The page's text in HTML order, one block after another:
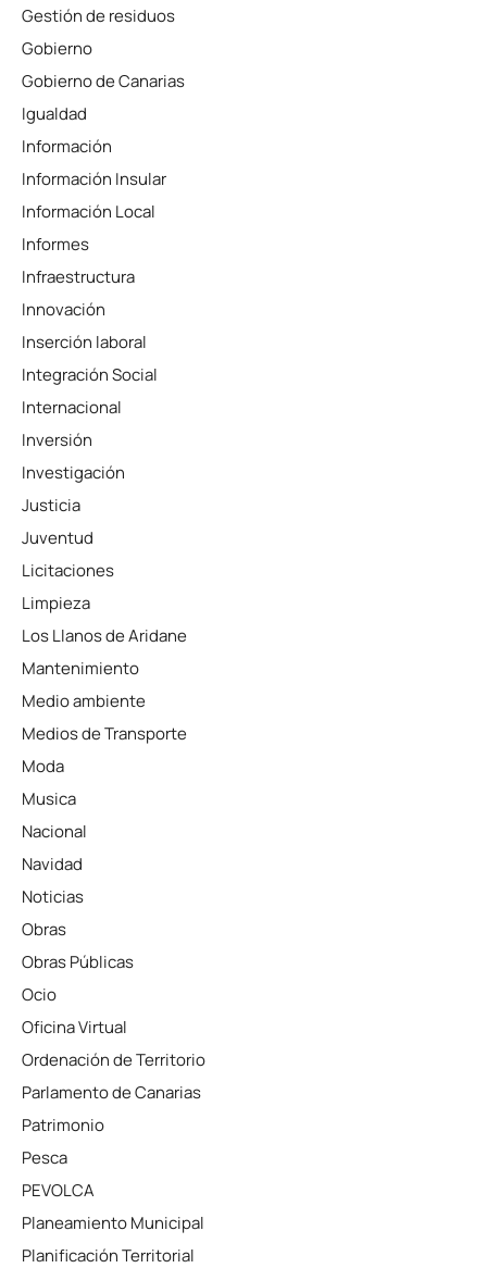
Gestión de residuos
Gobierno
Gobierno de Canarias
Igualdad
Información
Información Insular
Información Local
Informes
Infraestructura
Innovación
Inserción laboral
Integración Social
Internacional
Inversión
Investigación
Justicia
Juventud
Licitaciones
Limpieza
Los Llanos de Aridane
Mantenimiento
Medio ambiente
Medios de Transporte
Moda
Musica
Nacional
Navidad
Noticias
Obras
Obras Públicas
Ocio
Oficina Virtual
Ordenación de Territorio
Parlamento de Canarias
Patrimonio
Pesca
PEVOLCA
Planeamiento Municipal
Planificación Territorial